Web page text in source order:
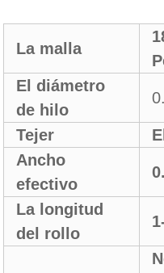
La malla
El diámetro
de hilo
Tejer
Ancho
efectivo
La longitud
del rollo